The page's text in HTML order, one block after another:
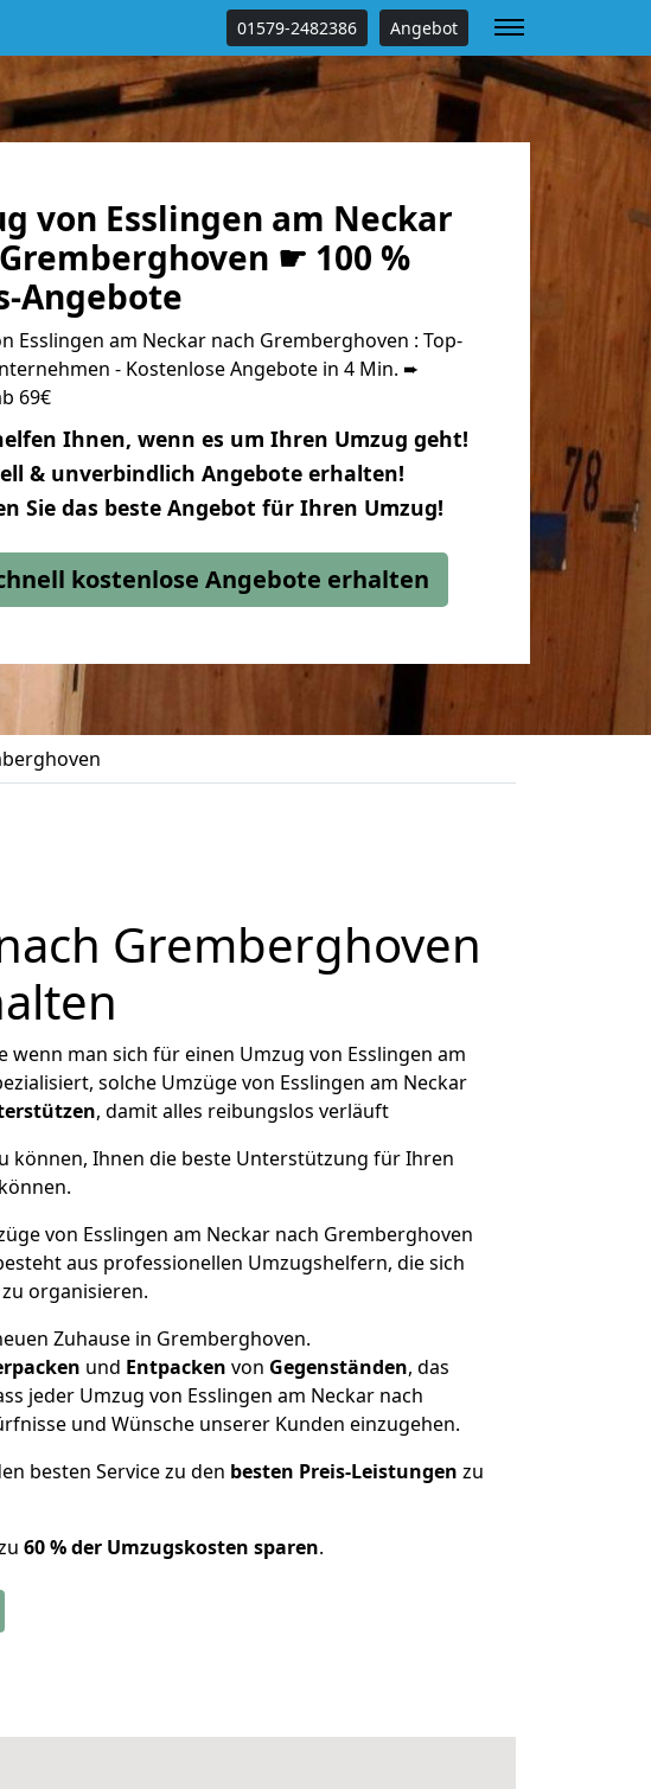
01579-2482386 Angebot
von Esslingen am Neckar
☛ 100 %
Angebote
Esslingen am Neckar nach Gremberghoven : Top-
- Kostenlose Angebote in 4 Min. ➨
69€
Ihnen, wenn es um Ihren Umzug geht!
& unverbindlich Angebote erhalten!
Sie das beste Angebot für Ihren Umzug!
kostenlose Angebote erhalten
Gremberghoven
wenn man sich für einen Umzug von Esslingen am
solche Umzüge von Esslingen am Neckar
, damit alles reibungslos verläuft
können, Ihnen die beste Unterstützung für Ihren
von Esslingen am Neckar nach Gremberghoven
aus professionellen Umzugshelfern, die sich
organisieren.
Zuhause in Gremberghoven.
und Entpacken von Gegenständen, das
jeder Umzug von Esslingen am Neckar nach
und Wünsche unserer Kunden einzugehen.
besten Service zu den besten Preis-Leistungen zu
60 % der Umzugskosten sparen.